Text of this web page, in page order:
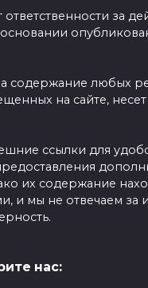
за
содержание любых
на сайте, несет
ссылки для
их содержание
и мы не отвечаем за
нас: